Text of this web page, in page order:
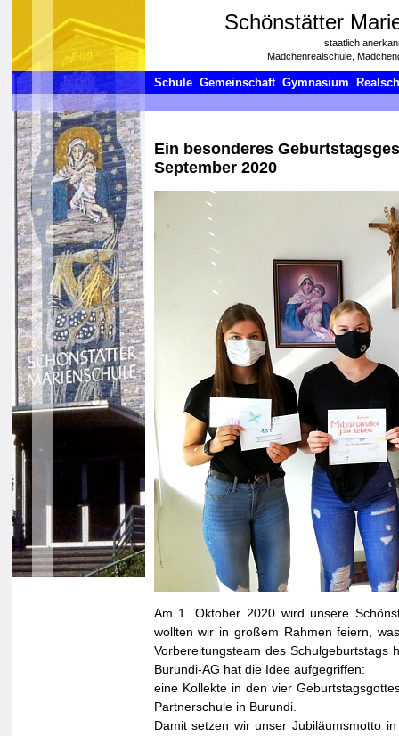
Schönstätter
staatlich
Mädchenrealschule,
Schule Gemeinschaft Gymnasium
Ein besonderes
September 2020
Am 1. Oktober 2020 wird unsere
wollten wir in großem Rahmen feiern,
Vorbereitungsteam des
Burundi-AG hat die Idee aufgegriffen:
eine Kollekte in den vier
Partnerschule in Burundi.
Damit setzen wir unser Jubiläumsmotto